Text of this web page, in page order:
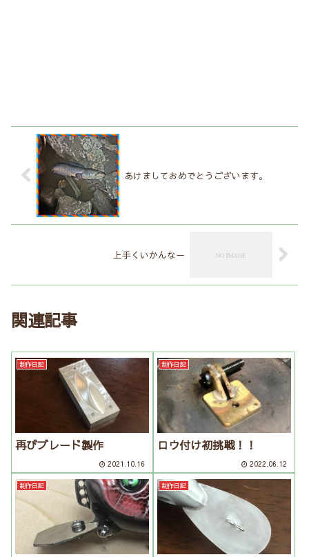
あけましておめでとうございます。
上手くいかんなー
関連記事
制作日記
再びブレード製作
2021.10.16
制作日記
ロウ付け初挑戦！！
2022.06.12
制作日記 制作日記